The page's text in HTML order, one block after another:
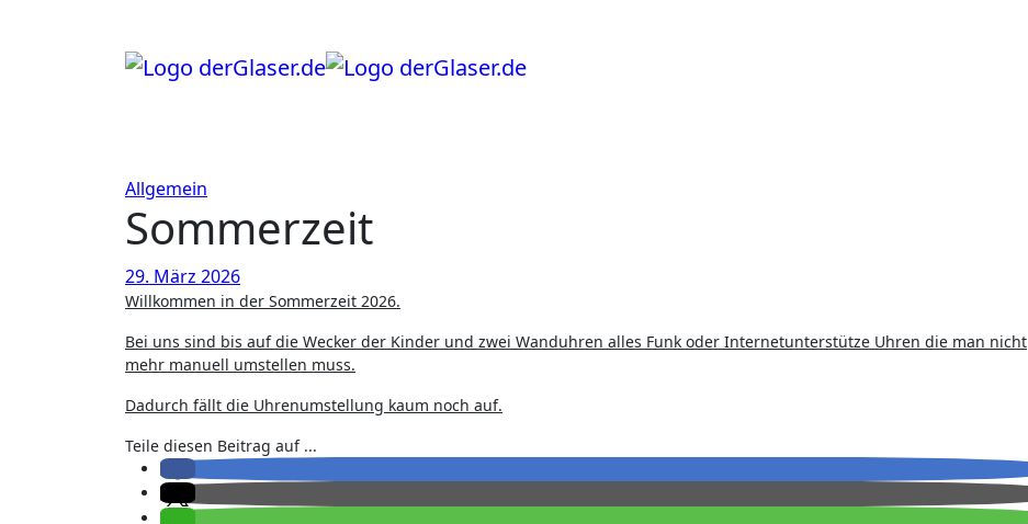
Allgemein
Sommerzeit
29. März 2026
Willkommen in der Sommerzeit 2026.
Bei uns sind bis auf die Wecker der Kinder und zwei Wanduhren alles Funk oder Internetunterstütze Uhren die man nicht
mehr manuell umstellen muss.
Dadurch fällt die Uhrenumstellung kaum noch auf.
Teile diesen Beitrag auf ...